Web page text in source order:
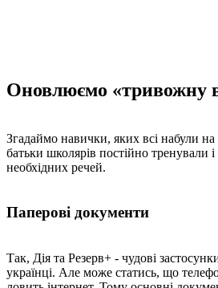
Оновлюємо «тривожну
Згадаймо навички, яких всі набули
батьки школярів постійно тренували
необхідних речей.
Паперові документи
Так, Дія та Резерв+ - чудові
українці. Але може статись, що